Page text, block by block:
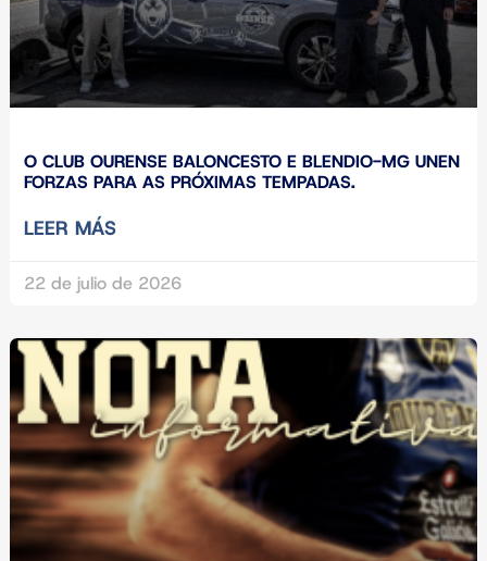
O CLUB OURENSE BALONCESTO E BLENDIO-MG UNEN
FORZAS PARA AS PRÓXIMAS TEMPADAS.
LEER MÁS
22 de julio de 2026